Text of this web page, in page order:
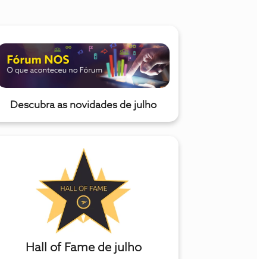
Descubra as novidades de julho
Hall of Fame de julho